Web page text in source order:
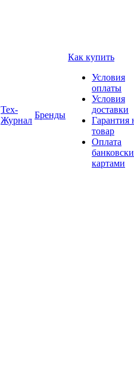
Тех-
Журнал
Бренды
Как купить
Условия
оплаты
Условия
доставки
Гарантия
товар
Оплата
картами